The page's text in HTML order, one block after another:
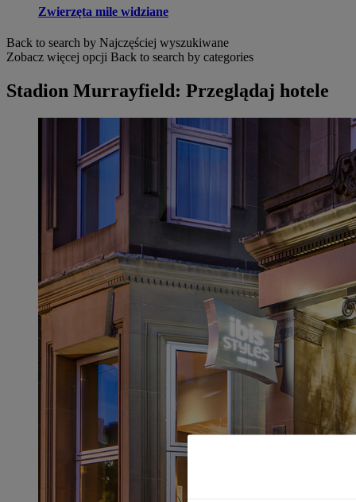
Zwierzęta mile widziane
Back to search by Najczęściej wyszukiwane
Zobacz więcej opcji Back to search by categories
Stadion Murrayfield: Przeglądaj hotele